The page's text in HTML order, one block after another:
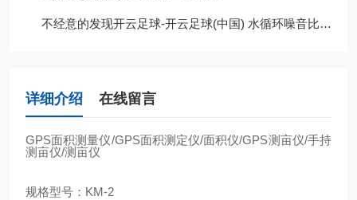
不经意的发现开云足球-开云足球(中国) 水循环噪音比以前大很多，这是为什么呢?
详细介绍 在线留言
GPS面积测量仪/GPS面积测定仪/面积仪/GPS测亩仪/手持
测亩仪/测亩仪
规格型号： KM-2